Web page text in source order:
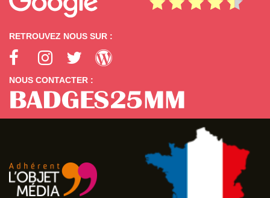
RETROUVEZ NOUS SUR :
NOUS CONTACTER :